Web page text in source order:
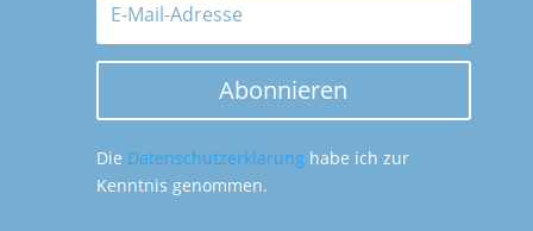
Abonnieren
Die Datenschutzerklärung habe ich zur
Kenntnis genommen.